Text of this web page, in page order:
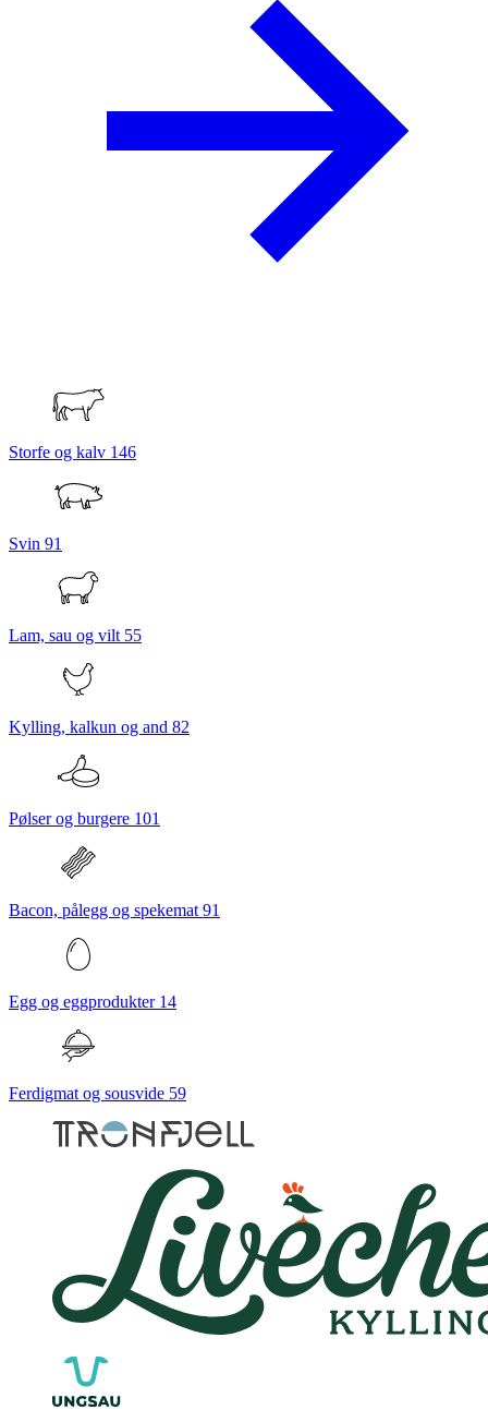
Storfe og kalv 146
Svin 91
Lam, sau og vilt 55
Kylling, kalkun og and 82
Pølser og burgere 101
Bacon, pålegg og spekemat 91
Egg og eggprodukter 14
Ferdigmat og sousvide 59